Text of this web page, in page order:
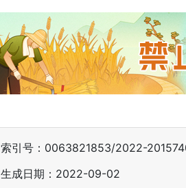
索引号：0063821853/2022-
生成日期：2022-09-02